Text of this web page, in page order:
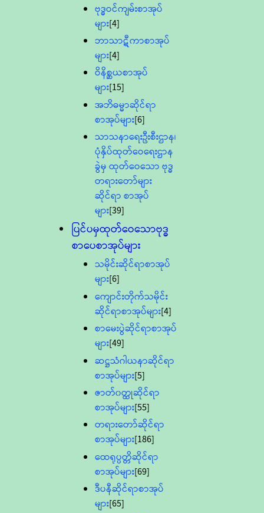
ဗုဒ္ဓဝင်ကျမ်းစာအုပ်
များ[4]
ဘာသာဋီကာစာအုပ်
များ[4]
ဝိနိစ္ဆယစာအုပ်
များ[15]
အဘိဓမ္မာဆိုင်ရာ
စာအုပ်များ[6]
သာသနာရေးဦးစီးဌာန၊
ပုံနှိပ်ထုတ်ဝေရေးဌာန
ခွဲမှ ထုတ်ဝေသော ဗုဒ္ဓ
တရားတော်များ
ဆိုင်ရာ စာအုပ်
များ[39]
ပြင်ပမှထုတ်ဝေသောဗုဒ္ဓ
စာပေစာအုပ်များ
သမိုင်းဆိုင်ရာစာအုပ်
များ[6]
ကျောင်းတိုက်သမိုင်း
ဆိုင်ရာစာအုပ်များ[4]
စာမေးပွဲဆိုင်ရာစာအုပ်
များ[49]
ဆဋ္ဌသံဂါယနာဆိုင်ရာ
စာအုပ်များ[5]
ဇာတ်၀တ္ထုဆိုင်ရာ
စာအုပ်များ[55]
တရားတော်ဆိုင်ရာ
စာအုပ်များ[186]
ထေရုပ္ပတ္တိဆိုင်ရာ
စာအုပ်များ[69]
ဒီပနီဆိုင်ရာစာအုပ်
များ[65]